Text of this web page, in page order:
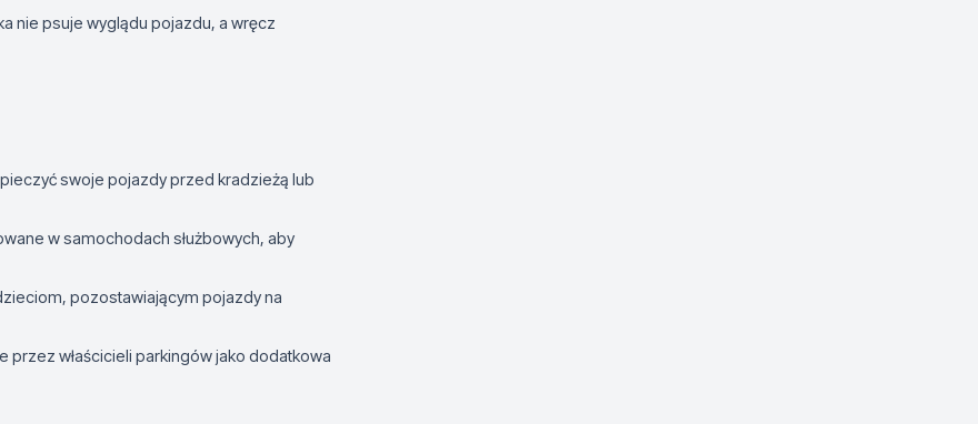
nie psuje wyglądu pojazdu, a wręcz
swoje pojazdy przed kradzieżą lub
w samochodach służbowych, aby
pozostawiającym pojazdy na
przez właścicieli parkingów jako dodatkowa